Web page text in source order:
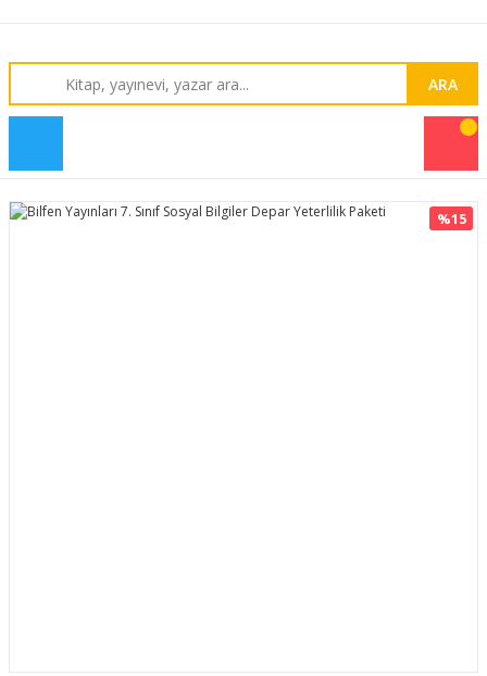
ARA
%15